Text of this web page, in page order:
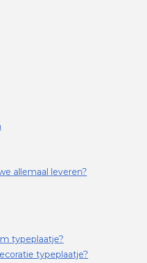
allemaal leveren?
typeplaatje?
typeplaatje?